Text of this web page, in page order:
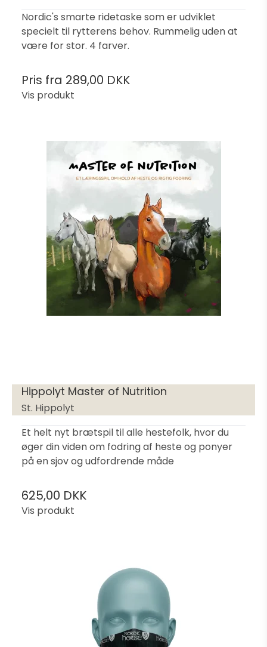
Nordic's smarte ridetaske som er udviklet
specielt til rytterens behov. Rummelig uden at
være for stor. 4 farver.
Pris fra 289,00 DKK
Vis produkt
Hippolyt Master of Nutrition
St. Hippolyt
Et helt nyt brætspil til alle hestefolk, hvor du
øger din viden om fodring af heste og ponyer
på en sjov og udfordrende måde
625,00 DKK
Vis produkt